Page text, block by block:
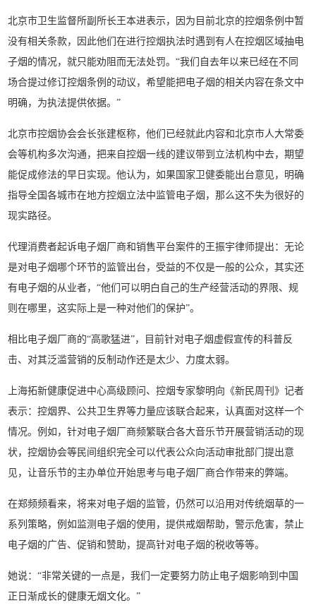
北京市卫生监督所副所长王本进表示，因为目前北京的控烟条例中暂
没有相关条款，因此他们在进行控烟执法时遇到有人在控烟区域抽电
子烟的情况，就只能劝阻而无法处罚。“我们自去年以来已经在不同
场合提过修订控烟条例的动议，希望能把电子烟的相关内容在条文中
明确，为执法提供依据。”
北京市控烟协会会长张建枢称，他们已经就此内容和北京市人大常委
会等机构多次沟通，把来自控烟一线的建议带到立法机构中去，期望
能促成修法的早日实现。他认为，如果国家卫健委能出台意见，明确
指导全国各城市在地方控烟立法中监管电子烟，那么这不失为很好的
现实路径。
代理消费者起诉电子烟厂商和销售平台案件的王振宇律师提出：无论
是对电子烟哪个环节的监管出台，受益的不仅是一般的公众，其实还
有电子烟的从业者，“他们可以明白自己的生产经营活动的界限、规
则在哪里，这实际上是一种对他们的保护”。
相比电子烟厂商的“高歌猛进”，目前针对电子烟虚假宣传的科普反
击、对其泛滥营销的反制动作还是太少、力度太弱。
上海拓新健康促进中心高级顾问、控烟专家黎明向《新民周刊》记者
表示：控烟界、公共卫生界等力量应该联合起来，认真面对这样一个
情况。例如，针对电子烟厂商频繁联合各大音乐节开展营销活动的现
状，控烟协会等民间组织完全可以代表公众向活动审批部门提出意
见，让音乐节的主办单位开始思考与电子烟厂商合作带来的弊端。
在郑频频看来，将来对电子烟的监管，仍然可以沿用对传统烟草的一
系列策略，例如监测电子烟的使用，提供戒烟帮助，警示危害，禁止
电子烟的广告、促销和赞助，提高针对电子烟的税收等等。
她说：“非常关键的一点是，我们一定要努力防止电子烟影响到中国
正日渐成长的健康无烟文化。”